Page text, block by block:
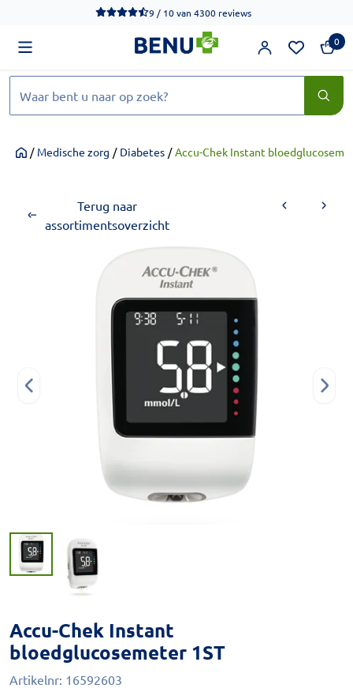
We werken momenteel hard aan het verbeteren van de
9 / 10van 4300 reviews
0
Home
/ Medische zorg / Diabetes / Accu-Chek Instant
Terug naar
assortimentsoverzicht
Accu-Chek Instant
bloedglucosemeter 1ST
Artikelnr: 16592603